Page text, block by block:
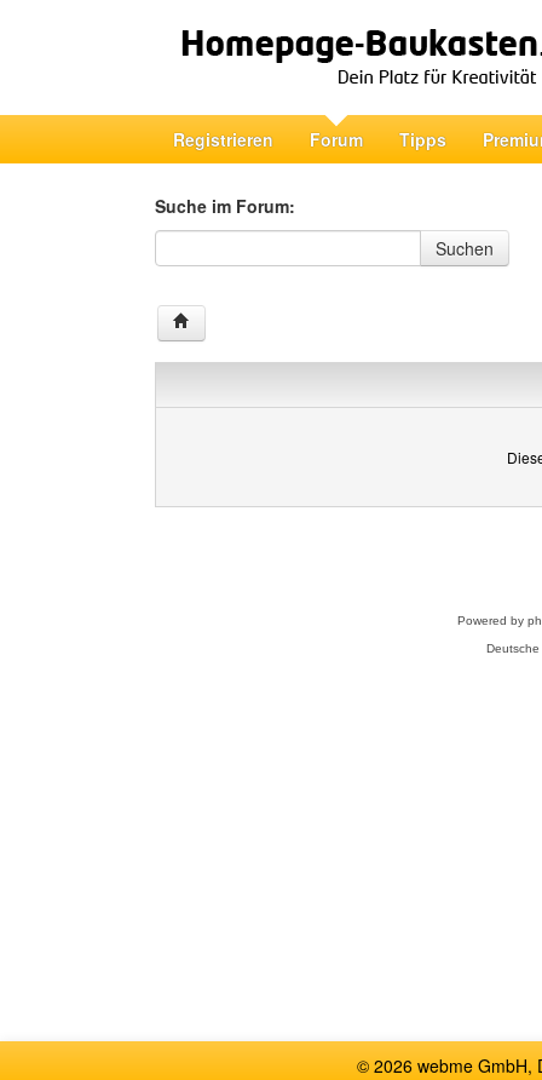
Registrieren Forum Tipps
Suche im Forum:
Suche im Forum
Suchen
Powered by
© 2026 webme GmbH,